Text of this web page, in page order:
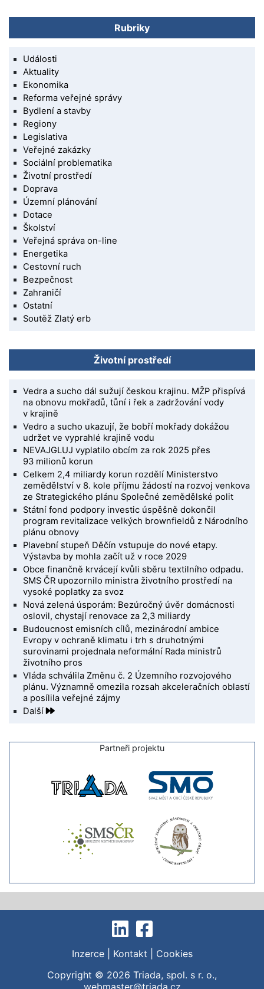
Rubriky
Události
Aktuality
Ekonomika
Reforma veřejné správy
Bydlení a stavby
Regiony
Legislativa
Veřejné zakázky
Sociální problematika
Životní prostředí
Doprava
Územní plánování
Dotace
Školství
Veřejná správa on-line
Energetika
Cestovní ruch
Bezpečnost
Zahraničí
Ostatní
Soutěž Zlatý erb
Životní prostředí
Vedra a sucho dál sužují českou krajinu. MŽP přispívá
na obnovu mokřadů, tůní i řek a zadržování vody
v krajině
Vedro a sucho ukazují, že bobří mokřady dokážou
udržet ve vyprahlé krajině vodu
NEVAJGLUJ vyplatilo obcím za rok 2025 přes
93 milionů korun
Celkem 2,4 miliardy korun rozdělí Ministerstvo
zemědělství v 8. kole příjmu žádostí na rozvoj venkova
ze Strategického plánu Společné zemědělské polit
Státní fond podpory investic úspěšně dokončil
program revitalizace velkých brownfieldů z Národního
plánu obnovy
Plavební stupeň Děčín vstupuje do nové etapy.
Výstavba by mohla začít už v roce 2029
Obce finančně krvácejí kvůli sběru textilního odpadu.
SMS ČR upozornilo ministra životního prostředí na
vysoké poplatky za svoz
Nová zelená úsporám: Bezúročný úvěr domácnosti
oslovil, chystají renovace za 2,3 miliardy
Budoucnost emisních cílů, mezinárodní ambice
Evropy v ochraně klimatu i trh s druhotnými
surovinami projednala neformální Rada ministrů
životního pros
Vláda schválila Změnu č. 2 Územního rozvojového
plánu. Významně omezila rozsah akceleračních oblastí
a posílila veřejné zájmy
Další
Partneři projektu
Inzerce| Kontakt
Cookies
Copyright © 2026 Triada, spol. s r. o.,